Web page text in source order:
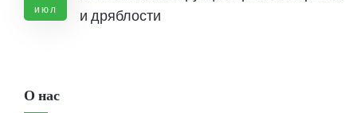
июл
и дряблости
О нас